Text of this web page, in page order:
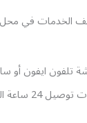
الخدمات في محل
تلفون ايفون أو
نؤمن محل